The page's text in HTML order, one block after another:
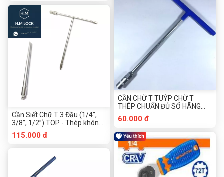
Cần Siết Chữ T 3 Đầu (1/4”,
3/8”, 1/2”) TOP - Thép không
gỉ
115.000 đ
CẦN CHỮ T TUÝP CHỮ T
THÉP CHUẨN ĐỦ SỐ HÃNG
REBEL CÁN BỌC NHUNG
60.000 đ